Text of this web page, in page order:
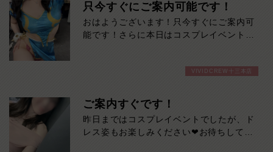
のもの。お仕事は未経験だからこその初々
しさも、今しか味わえない特別な魅力で
す。会話の引き出しも豊富。飾らない笑顔
奪われること間違いなし。大人の余裕と親
しみやすさを兼ね備えた、ぜひ一度お会い
出勤…12:00～20:00
只今すぐにご案内可能です！
おはようございます！只今すぐにご案内可
能です！さらに本日はコスプレイベントも
もここで癒されてひとっとび間違いなしで
VIVIDCREW十三本店
ご案内すぐです！
昨日まではコスプレイベントでしたが、ド
レス姿もお楽しみください❤お待ちしてお